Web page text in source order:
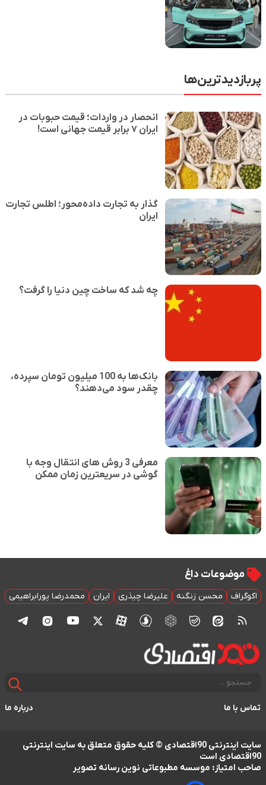
پربازدیدترین‌ها
انحصار در واردات؛ قیمت حبوبات در
ایران ۷ برابر قیمت جهانی است!
گذار به تجارت داده‌محور؛ اطلس تجارت
ایران
چه شد که ساخت چین دنیا را گرفت؟
بانک‌ها به 100 میلیون تومان سپرده،
چقدر سود می‌دهند؟
معرفی 3 روش های انتقال وجه با
گوشی در سریعترین زمان ممکن
موضوعات داغ
اکوگراف محسن زنگنه علیرضا چیذری ایران محمدرضا پورابراهیمی
تماس با ما درباره ما
سایت اینترنتی 90اقتصادی © کلیه حقوق متعلق به سایت اینترنتی
90اقتصادی است
صاحب امتیاز: موسسه مطبوعاتی نوین رسانه تصویر